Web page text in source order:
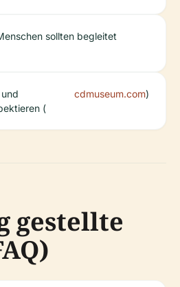
sollten begleitet
(
cdmuseum.com)
gestellte